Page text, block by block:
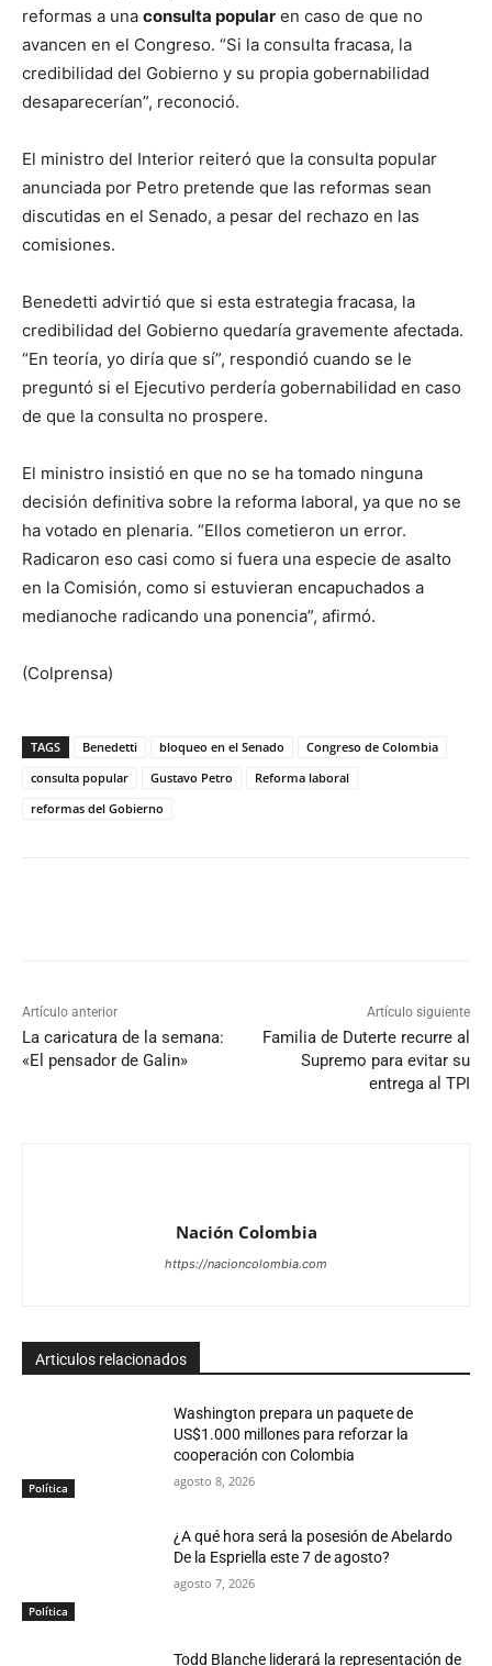
reformas a una consulta popular en caso de que no
avancen en el Congreso. “Si la consulta fracasa, la
credibilidad del Gobierno y su propia gobernabilidad
desaparecerían”, reconoció.
El ministro del Interior reiteró que la consulta popular
anunciada por Petro pretende que las reformas sean
discutidas en el Senado, a pesar del rechazo en las
comisiones.
Benedetti advirtió que si esta estrategia fracasa, la
credibilidad del Gobierno quedaría gravemente afectada.
“En teoría, yo diría que sí”, respondió cuando se le
preguntó si el Ejecutivo perdería gobernabilidad en caso
de que la consulta no prospere.
El ministro insistió en que no se ha tomado ninguna
decisión definitiva sobre la reforma laboral, ya que no se
ha votado en plenaria. “Ellos cometieron un error.
Radicaron eso casi como si fuera una especie de asalto
en la Comisión, como si estuvieran encapuchados a
medianoche radicando una ponencia”, afirmó.
(Colprensa)
TAGS Benedetti bloqueo en el Senado
Congreso de Colombia
consulta popular
Gustavo Petro
Reforma laboral
reformas del Gobierno
Artículo anterior
La caricatura de la semana:
«El pensador de Galin»
Artículo siguiente
Familia de Duterte recurre al
Supremo para evitar su
entrega al TPI
Nación Colombia
https://nacioncolombia.com
Articulos relacionados
Política
Washington prepara un paquete de
US$1.000 millones para reforzar la
cooperación con Colombia
agosto 8, 2026
Política
¿A qué hora será la posesión de Abelardo
De la Espriella este 7 de agosto?
agosto 7, 2026
Todd Blanche liderará la representación de